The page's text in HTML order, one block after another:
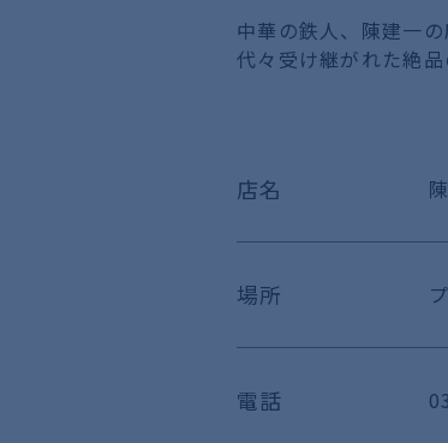
中華の鉄人、陳建一の
代々受け継がれた絶
店名
場所
電話